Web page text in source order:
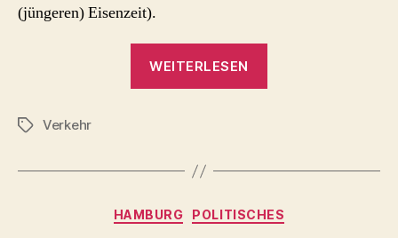
(jüngeren) Eisenzeit).
WEITERLESEN
Schlagwörter
Verkehr
Kategorien
HAMBURG POLITISCHES